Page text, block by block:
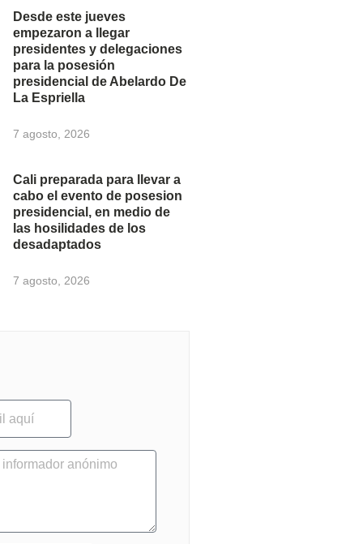
Desde este jueves
empezaron a llegar
presidentes y delegaciones
para la posesión
presidencial de Abelardo De
La Espriella
7 agosto, 2026
Cali preparada para llevar a
cabo el evento de posesion
presidencial, en medio de
las hosilidades de los
desadaptados
7 agosto, 2026